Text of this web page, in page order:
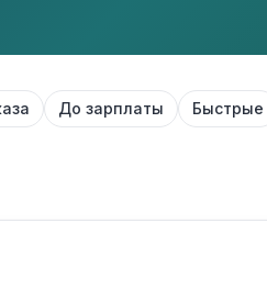
До зарплаты Быстрые